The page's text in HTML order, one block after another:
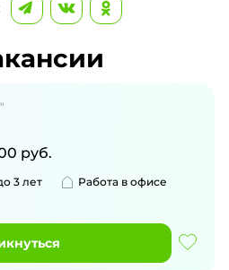
руб.
3 лет
Работа в офисе